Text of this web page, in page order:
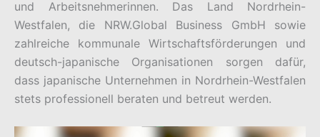
und Arbeitsnehmerinnen. Das Land Nordrhein-
Westfalen, die NRW.Global Business GmbH sowie
zahlreiche kommunale Wirtschaftsförderungen und
deutsch-japanische Organisationen sorgen dafür,
dass japanische Unternehmen in Nordrhein-Westfalen
stets professionell beraten und betreut werden.